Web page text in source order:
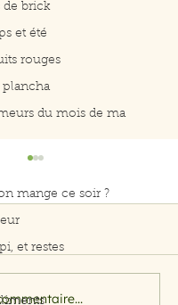
de brick
et été
rouges
plancha
du mois de ma
mange ce soir ?
et restes
vos